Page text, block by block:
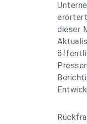
dieser